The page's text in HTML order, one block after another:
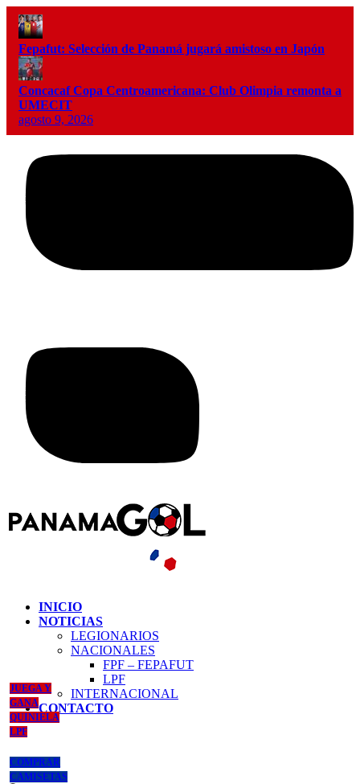
Fepafut: Selección de Panamá jugará amistoso en Japón
Concacaf Copa Centroamericana: Club Olimpia remonta a
UMECIT
agosto 9, 2026
INICIO
NOTICIAS
LEGIONARIOS
NACIONALES
FPF – FEPAFUT
LPF
INTERNACIONAL
CONTACTO
JUEGA Y
GANA
QUINIELA
LPF
COMPRAR
CAMISETAS